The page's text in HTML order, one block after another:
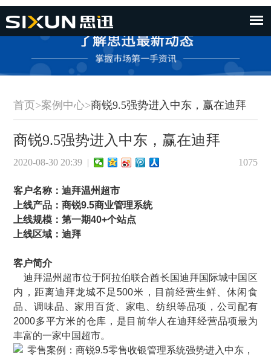
首页>案例中心>商锐9.5强势进入中东，赢在迪拜
商锐9.5强势进入中东，赢在迪拜
2020-08-30 20:39 | 1075
客户名称：迪拜温州超市
上线产品：商锐9.5商业管理系统
上线规模：第一期40+个站点
上线区域：迪拜
客户简介
迪拜温州超市位于阿拉伯联合酋长国迪拜国际城中国区
内，距离迪拜龙城不足500米，目前经营生鲜、休闲食
品、调味品、家用百货、家电、纺织等品项，公司配有
2000多平方米的仓库，是目前华人在迪拜经营品项最为
丰富的一家中国超市。